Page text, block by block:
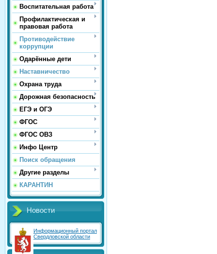
Воспитательная работа
Профилактическая и
правовая работа
Противодействие
коррупции
Одарённые дети
Наставничество
Охрана труда
Дорожная безопасность
ЕГЭ и ОГЭ
ФГОС
ФГОС ОВЗ
Инфо Центр
Поиск обращения
Другие разделы
КАРАНТИН
Новости
Информационный портал
Свердловской области